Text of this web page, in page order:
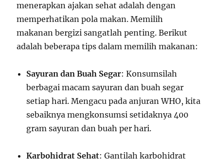
menerapkan ajakan sehat adalah dengan
memperhatikan pola makan. Memilih
makanan bergizi sangatlah penting. Berikut
adalah beberapa tips dalam memilih makanan:
Sayuran dan Buah Segar: Konsumsilah
berbagai macam sayuran dan buah segar
setiap hari. Mengacu pada anjuran WHO, kita
sebaiknya mengkonsumsi setidaknya 400
gram sayuran dan buah per hari.
Karbohidrat Sehat: Gantilah karbohidrat